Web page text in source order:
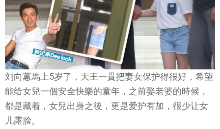
刘向蕙馬上5岁了，天王一貫把妻女保护得很好，希望
能给女兒一個安全快樂的童年，之前娶老婆的時候，
都是藏着，女兒出身之後，更是爱护有加，很少让女
儿露脸。